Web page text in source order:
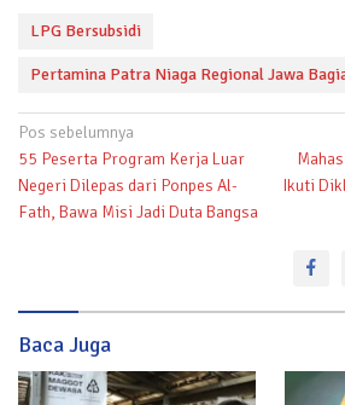
LPG Bersubsidi
Pertamina Patra Niaga Regional Jawa
Navigasi
pos
Pos sebelumnya
55 Peserta Program Kerja Luar
Negeri Dilepas dari Ponpes Al-
Fath, Bawa Misi Jadi Duta Bangsa
Ikuti
Baca Juga